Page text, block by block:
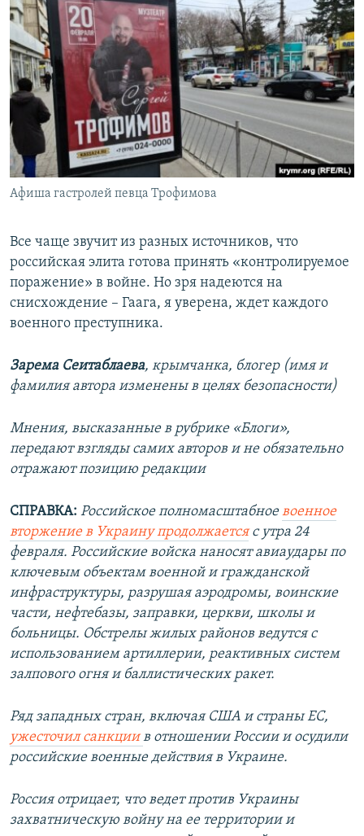
Афиша гастролей певца Трофимова
Все чаще звучит из разных источников, что
российская элита готова принять «контролируемое
поражение» в войне. Но зря надеются на
снисхождение – Гаага, я уверена, ждет каждого
военного преступника.
Зарема Сеитаблаева, крымчанка, блогер (имя и
фамилия автора изменены в целях безопасности)
Мнения, высказанные в рубрике «Блоги»,
передают взгляды самих авторов и не обязательно
отражают позицию редакции
СПРАВКА: Российское полномасштабноевоенное
вторжение в Украину продолжаетсяс утра 24
февраля. Российские войска наносят авиаудары по
ключевым объектам военной и гражданской
инфраструктуры, разрушая аэродромы, воинские
части, нефтебазы, заправки, церкви, школы и
больницы. Обстрелы жилых районов ведутся с
использованием артиллерии, реактивных систем
залпового огня и баллистических ракет.
Ряд западных стран, включая США и страны ЕС,
ужесточил санкциив отношении России и осудили
российские военные действия в Украине.
Россия отрицает, что ведет против Украины
захватническую войну на ее территории и